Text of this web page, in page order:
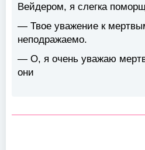
Вейдером, я слегка
— Твое уважение к
неподражаемо.
— О, я очень уважаю
они